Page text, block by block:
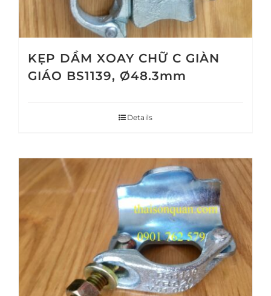
KẸP DẦM XOAY CHỮ C GIÀN
GIÁO BS1139, Ø48.3mm
Details